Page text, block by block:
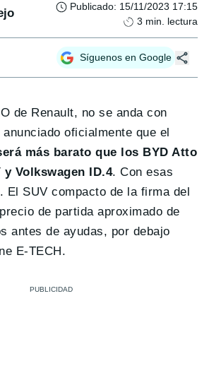
Publicado: 15/11/2023 17:15
3 min. lectura
Síguenos en Google
de Renault, no se anda con
oficialmente que el
más barato que los BYD Atto
y Volkswagen ID.4. Con esas
El SUV compacto de la firma del
de partida aproximado de
antes de ayudas, por debajo
E-TECH.